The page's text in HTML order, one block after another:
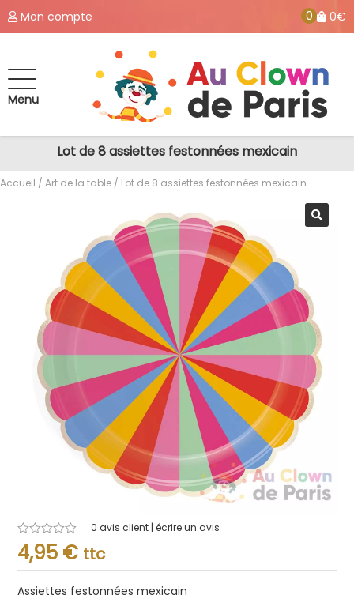
Mon compte 0 0€
Menu
Lot de 8 assiettes festonnées mexicain
Accueil / Art de la table / Lot de 8 assiettes festonnées mexicain
Note
0.001
sur
0 avis client | écrire un avis
4,95 € ttc
Assiettes festonnées mexicain